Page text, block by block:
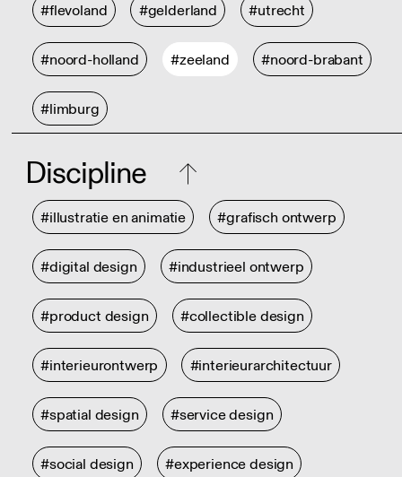
#flevoland #gelderland #utrecht
#noord-holland #zeeland #noord-brabant
#limburg
Discipline
#illustratie en animatie #grafisch ontwerp
#digital design #industrieel ontwerp
#product design #collectible design
#interieurontwerp #interieurarchitectuur
#spatial design #service design
#social design #experience design